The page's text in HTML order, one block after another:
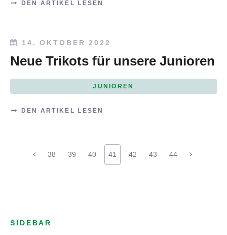
DEN ARTIKEL LESEN
14. OKTOBER 2022
Neue Trikots für unsere Junioren
JUNIOREN
DEN ARTIKEL LESEN
38 39 40 41 42 43 44
SIDEBAR